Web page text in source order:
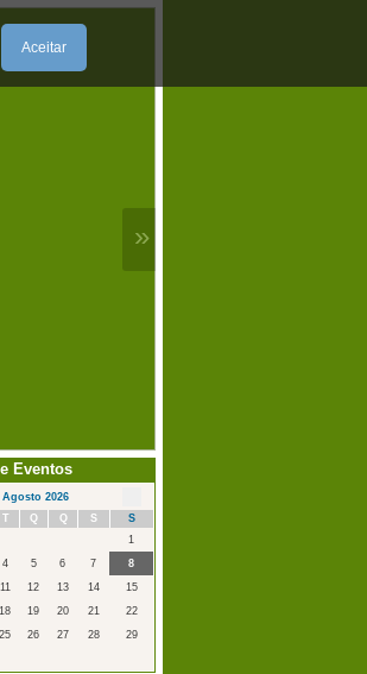
Aceitar
»
Eventos
Agosto 2026
T Q Q S
S
1
4 5 6 7
8
11 12 13 14
15
18 19 20 21
22
25 26 27 28
29